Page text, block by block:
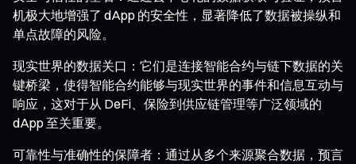
机极大地增强了 dApp 的安全性，显著降低了数据被操纵和
单点故障的风险。
现实世界的数据关口：它们是连接智能合约与链下数据的关
键桥梁，使得智能合约能够与现实世界的事件和信息互动与
响应，这对于从 DeFi、保险到供应链管理等广泛领域的
dApp 至关重要。
可靠性与准确性的保障者：通过从多个来源聚合数据，预言